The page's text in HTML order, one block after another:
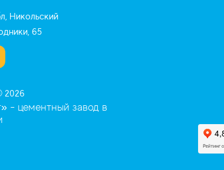
Никольский
65
2026
- цементный завод в